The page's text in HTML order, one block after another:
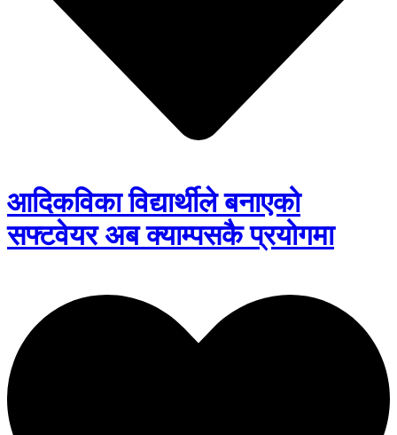
आदिकविका विद्यार्थीले बनाएको
सफ्टवेयर अब क्याम्पसकै प्रयोगमा